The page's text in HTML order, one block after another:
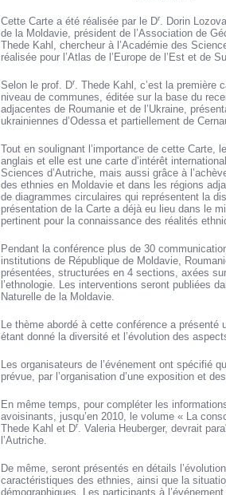
Cette Carte a été réalisée par le Dr. Dorin
de la Moldavie, président de l’Association de
Thede Kahl, chercheur à l’Académie des
réalisée pour l’Atlas de l’Europe de l’Est et de
Selon le prof. Dr. Thede Kahl, c’est la première
niveau de communes, éditée sur la base du
adjacentes de Roumanie et de l’Ukraine,
ukrainiennes d’Odessa et partiellement de
Tout en soulignant l’importance de cette Carte,
anglais et elle est une carte d’intérêt
Sciences d’Autriche, mais aussi grâce à
des ethnies en Moldavie et dans les régions
de diagrammes circulaires qui représentent la
présentation de la Carte a déjà eu lieu dans le
pertinent pour la connaissance des réalités
Pendant la conférence plus de 30
institutions de République de Moldavie,
présentées, structurées en 4 sections, axées
l’ethnologie. Les interventions seront publiées
Naturelle de la Moldavie.
Le thème abordé à cette conférence a
étant donné la diversité et l’évolution des
Les organisateurs de l’événement ont spécifié
prévue, par l’organisation d’une exposition et
En même temps, pour compléter les
avoisinants, jusqu’en 2010, le volume « La
Thede Kahl et Dr. Valeria Heuberger, devrait
l’Autriche.
De même, seront présentés en détails
caractéristiques des ethnies, ainsi que la
démographiques. Les participants à